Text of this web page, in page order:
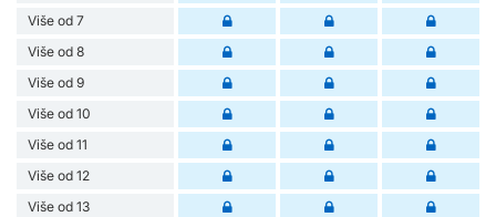
Više od 7
Više od 8
Više od 9
Više od 10
Više od 11
Više od 12
Više od 13